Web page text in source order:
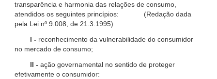
transparência e harmonia das relações de consumo,
atendidos os seguintes princípios: (Redação dada
pela Lei nº 9.008, de 21.3.1995)
I - reconhecimento da vulnerabilidade do consumidor
no mercado de consumo;
II - ação governamental no sentido de proteger
efetivamente o consumidor: